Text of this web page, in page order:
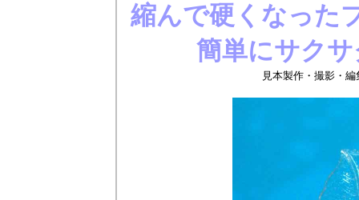
縮んで硬くなった
簡単にサク
見本製作・撮影・編